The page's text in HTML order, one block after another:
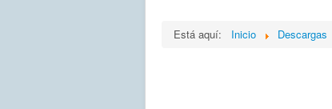
Está aquí: Inicio Descargas